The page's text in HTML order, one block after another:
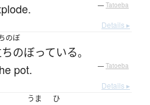
— Tatoeba
Details ▸
のぼ
のぼっている。
pot. — Tatoeba
Details ▸
うま ひ